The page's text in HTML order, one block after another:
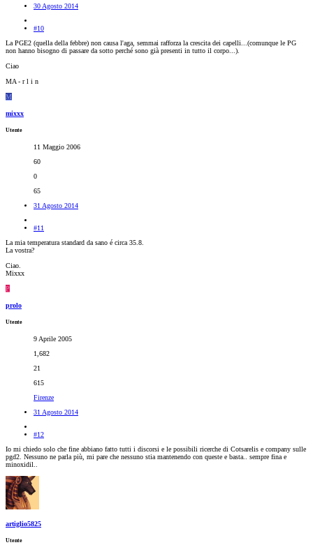
30 Agosto 2014
#10
La PGE2 (quella della febbre) non causa l'aga, semmai rafforza la crescita dei capelli...(comunque le PG
non hanno bisogno di passare da sotto perché sono già presenti in tutto il corpo...).
Ciao
MA - r l i n
M
mixxx
Utente
11 Maggio 2006
60
0
65
31 Agosto 2014
#11
La mia temperatura standard da sano é circa 35.8.
La vostra?
Ciao.
Mixxx
P
prolo
Utente
9 Aprile 2005
1,682
21
615
Firenze
31 Agosto 2014
#12
Io mi chiedo solo che fine abbiano fatto tutti i discorsi e le possibili ricerche di Cotsarelis e company sulle
pgd2. Nessuno ne parla più, mi pare che nessuno stia mantenendo con queste e basta.. sempre fina e
minoxidil..
artiglio5825
Utente